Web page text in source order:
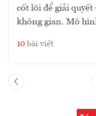
cốt lõi để giải quyết
không gian. Mô
10 bài viết